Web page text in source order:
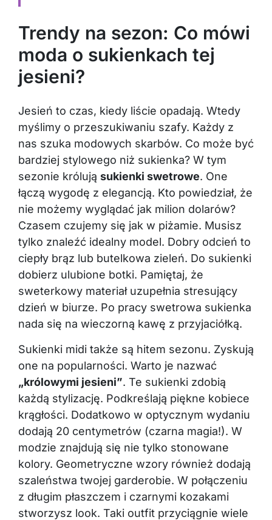
Trendy na sezon: Co mówi
moda o sukienkach tej
jesieni?
Jesień to czas, kiedy liście opadają. Wtedy
myślimy o przeszukiwaniu szafy. Każdy z
nas szuka modowych skarbów. Co może być
bardziej stylowego niż sukienka? W tym
sezonie królują sukienki swetrowe. One
łączą wygodę z elegancją. Kto powiedział, że
nie możemy wyglądać jak milion dolarów?
Czasem czujemy się jak w piżamie. Musisz
tylko znaleźć idealny model. Dobry odcień to
ciepły brąz lub butelkowa zieleń. Do sukienki
dobierz ulubione botki. Pamiętaj, że
sweterkowy materiał uzupełnia stresujący
dzień w biurze. Po pracy swetrowa sukienka
nada się na wieczorną kawę z przyjaciółką.
Sukienki midi także są hitem sezonu. Zyskują
one na popularności. Warto je nazwać
„królowymi jesieni”. Te sukienki zdobią
każdą stylizację. Podkreślają piękne kobiece
krągłości. Dodatkowo w optycznym wydaniu
dodają 20 centymetrów (czarna magia!). W
modzie znajdują się nie tylko stonowane
kolory. Geometryczne wzory również dodają
szaleństwa twojej garderobie. W połączeniu
z długim płaszczem i czarnymi kozakami
stworzysz look. Taki outfit przyciągnie wiele